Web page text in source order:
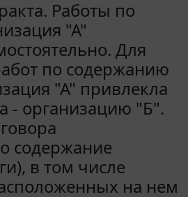
Работы по
"А"
Для
по содержанию
"А" привлекла
- организацию "Б".
содержание
в том числе
на нем